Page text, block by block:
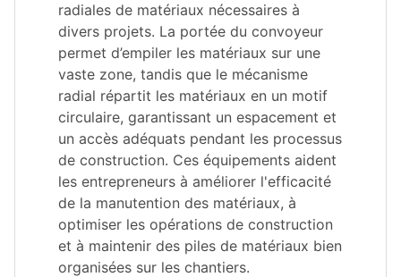
radiales de matériaux nécessaires à
divers projets. La portée du convoyeur
permet d’empiler les matériaux sur une
vaste zone, tandis que le mécanisme
radial répartit les matériaux en un motif
circulaire, garantissant un espacement et
un accès adéquats pendant les processus
de construction. Ces équipements aident
les entrepreneurs à améliorer l'efficacité
de la manutention des matériaux, à
optimiser les opérations de construction
et à maintenir des piles de matériaux bien
organisées sur les chantiers.